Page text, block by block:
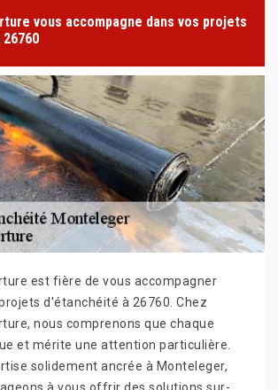
vous accompagne dans vos projets
est fière de vous accompagner
d'étanchéité à 26760. Chez
nous comprenons que chaque
et mérite une attention particulière.
solidement ancrée à Monteleger,
à vous offrir des solutions sur-